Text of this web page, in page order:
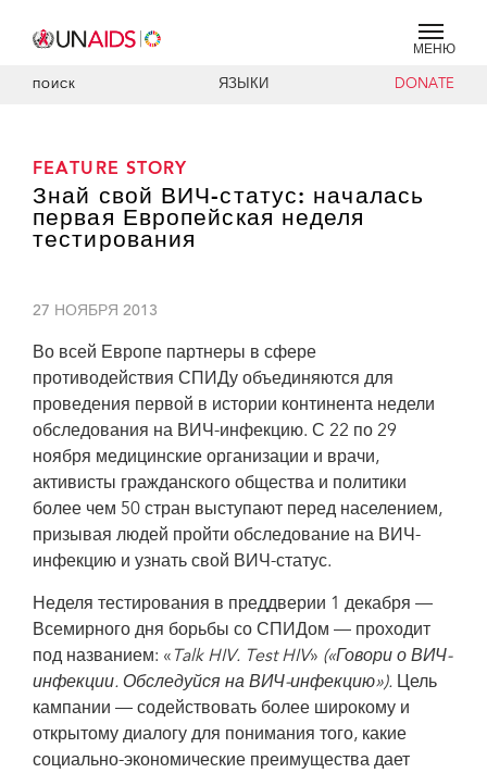
МЕНЮ
ПОИСК ЯЗЫКИ DONATE
FEATURE STORY
Знай свой ВИЧ-статус: началась
первая Европейская неделя
тестирования
27 НОЯБРЯ 2013
Во всей Европе партнеры в сфере
противодействия СПИДу объединяются для
проведения первой в истории континента недели
обследования на ВИЧ-инфекцию. С 22 по 29
ноября медицинские организации и врачи,
активисты гражданского общества и политики
более чем 50 стран выступают перед населением,
призывая людей пройти обследование на ВИЧ-
инфекцию и узнать свой ВИЧ-статус.
Неделя тестирования в преддверии 1 декабря —
Всемирного дня борьбы со СПИДом — проходит
под названием: « Talk HIV. Test HIV» («Говори о ВИЧ-
инфекции. Обследуйся на ВИЧ-инфекцию»). Цель
кампании — содействовать более широкому и
открытому диалогу для понимания того, какие
социально-экономические преимущества дает